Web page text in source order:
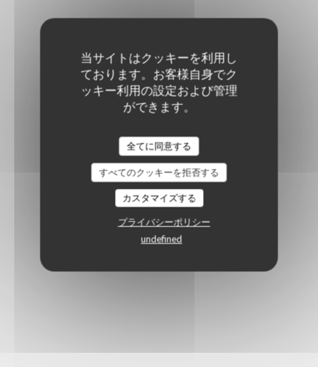
当サイトはクッキーを利用し
ております。お客様自身でク
ッキー利用の設定および管理
ができます。
全てに同意する
すべてのクッキーを拒否する
カスタマイズする
プライバシーポリシー
undefined